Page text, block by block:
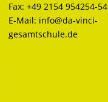
Fax:+49 2154 954254-54
E-Mail: info@da-vinci-
gesamtschule.de